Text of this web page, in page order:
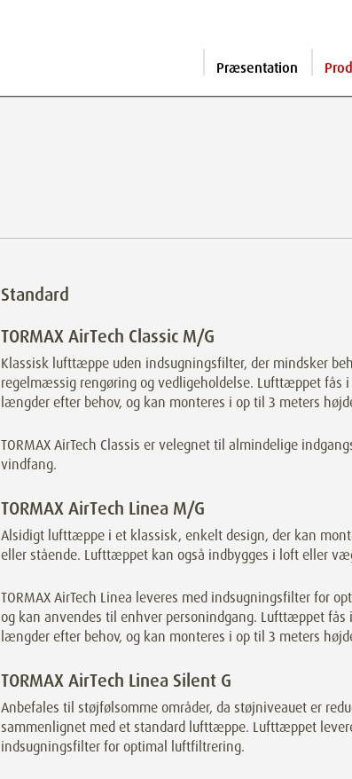
Præsentation
Standard
TORMAX AirTech Classic M/G
Klassisk lufttæppe uden indsugningsfilter, der mindsker
regelmæssig rengøring og vedligeholdelse. Lufttæppet fås
længder efter behov, og kan monteres i op til 3 meters
TORMAX AirTech Classis er velegnet til almindelige
vindfang.
TORMAX AirTech Linea M/G
Alsidigt lufttæppe i et klassisk, enkelt design, der kan
eller stående. Lufttæppet kan også indbygges i loft eller
TORMAX AirTech Linea leveres med indsugningsfilter for
og kan anvendes til enhver personindgang. Lufttæppet fås
længder efter behov, og kan monteres i op til 3 meters
TORMAX AirTech Linea Silent G
Anbefales til støjfølsomme områder, da støjniveauet er
sammenlignet med et standard lufttæppe. Lufttæppet
indsugningsfilter for optimal luftfiltrering.